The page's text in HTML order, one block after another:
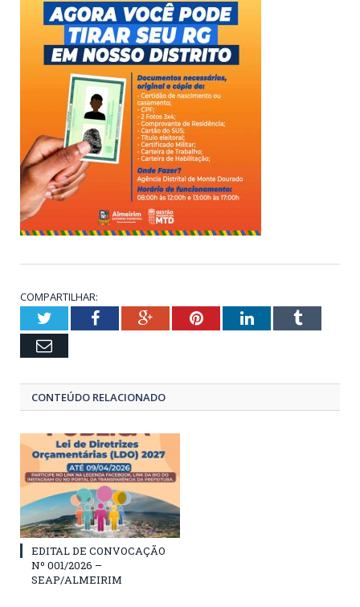
COMPARTILHAR:
TwitterFacebookGoogle+PinterestLinkedInTumblr
Email
CONTEÚDO RELACIONADO
EDITAL DE CONVOCAÇÃO
Nº 001/2026 –
SEAP/ALMEIRIM